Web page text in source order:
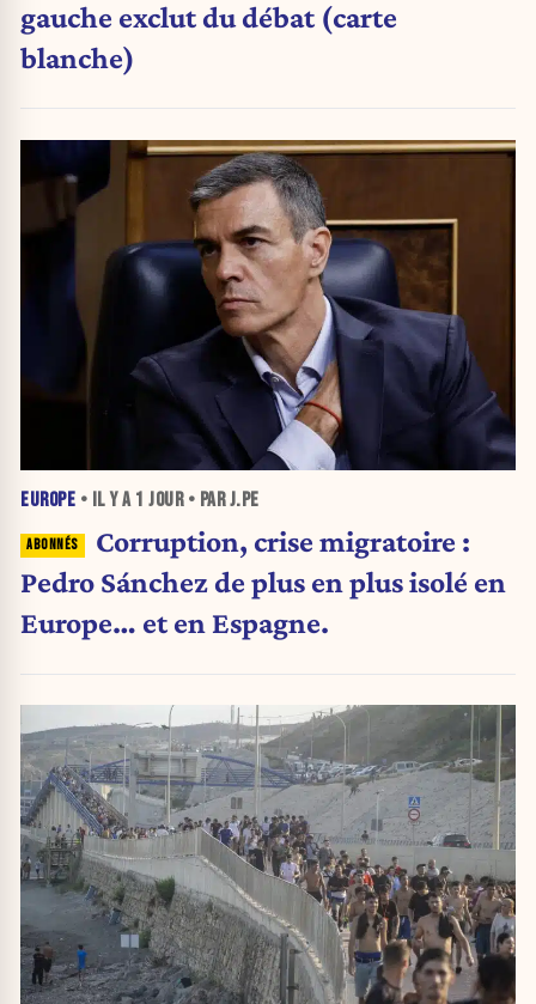
gauche exclut du débat (carte
blanche)
EUROPE • IL Y A 1 JOUR• PAR J.PE
Corruption, crise migratoire :
Pedro Sánchez de plus en plus isolé en
Europe… et en Espagne.